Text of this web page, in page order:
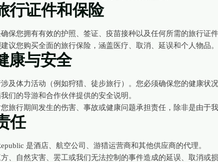
行证件和保险
保您拥有有效的护照、签证、疫苗接种以及任何所需的旅行证件
议您购买全面的旅行保险，涵盖医疗、取消、延误和个人物品。
康与安全
及体力活动（例如狩猎、徒步旅行）。您必须确保您的健康状况
们的导游和合作伙伴提供的安全说明。
旅行期间发生的伤害、事故或健康问题承担责任，除非是由于我
任
是酒店、航空公司、游猎运营商和其他供应商的代理。
、自然灾害、罢工或我们无法控制的事件造成的延误、取消或